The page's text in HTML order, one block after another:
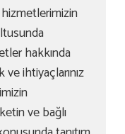
hakkında
ihtiyaçlarınız
ve bağlı